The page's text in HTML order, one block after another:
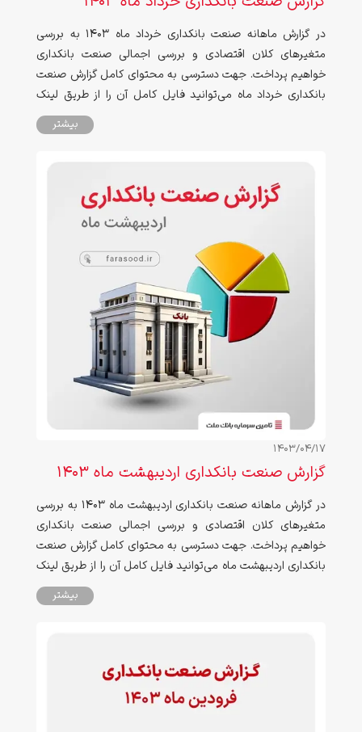
در گزارش ماهانه صنعت بانکداری خرداد ماه ۱۴۰۳ به بررسی
متغیرهای کلان اقتصادی و بررسی اجمالی صنعت بانکداری
خواهیم پرداخت. جهت دسترسی به محتوای کامل گزارش صنعت
بانکداری خرداد ماه می‌توانید فایل کامل آن را از طریق لینک
بیشتر
1403/04/17
گزارش صنعت بانکداری اردیبهشت ماه ۱۴۰۳
در گزارش ماهانه صنعت بانکداری اردیبهشت ماه ۱۴۰۳ به بررسی
متغیرهای کلان اقتصادی و بررسی اجمالی صنعت بانکداری
خواهیم پرداخت. جهت دسترسی به محتوای کامل گزارش صنعت
بانکداری اردیبهشت ماه می‌توانید فایل کامل آن را از طریق لینک
بیشتر